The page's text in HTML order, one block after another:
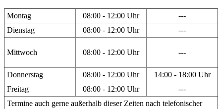
Montag 08:00 - 12:00 Uhr
---
Dienstag
08:00 - 12:00 Uhr ---
Mittwoch 08:00 - 12:00 Uhr ---
Donnerstag 08:00 - 12:00 Uhr
14:00 - 18:00 Uhr
Freitag
08:00 - 12:00 Uhr
---
Termine auch gerne außerhalb dieser Zeiten nach telefonischer